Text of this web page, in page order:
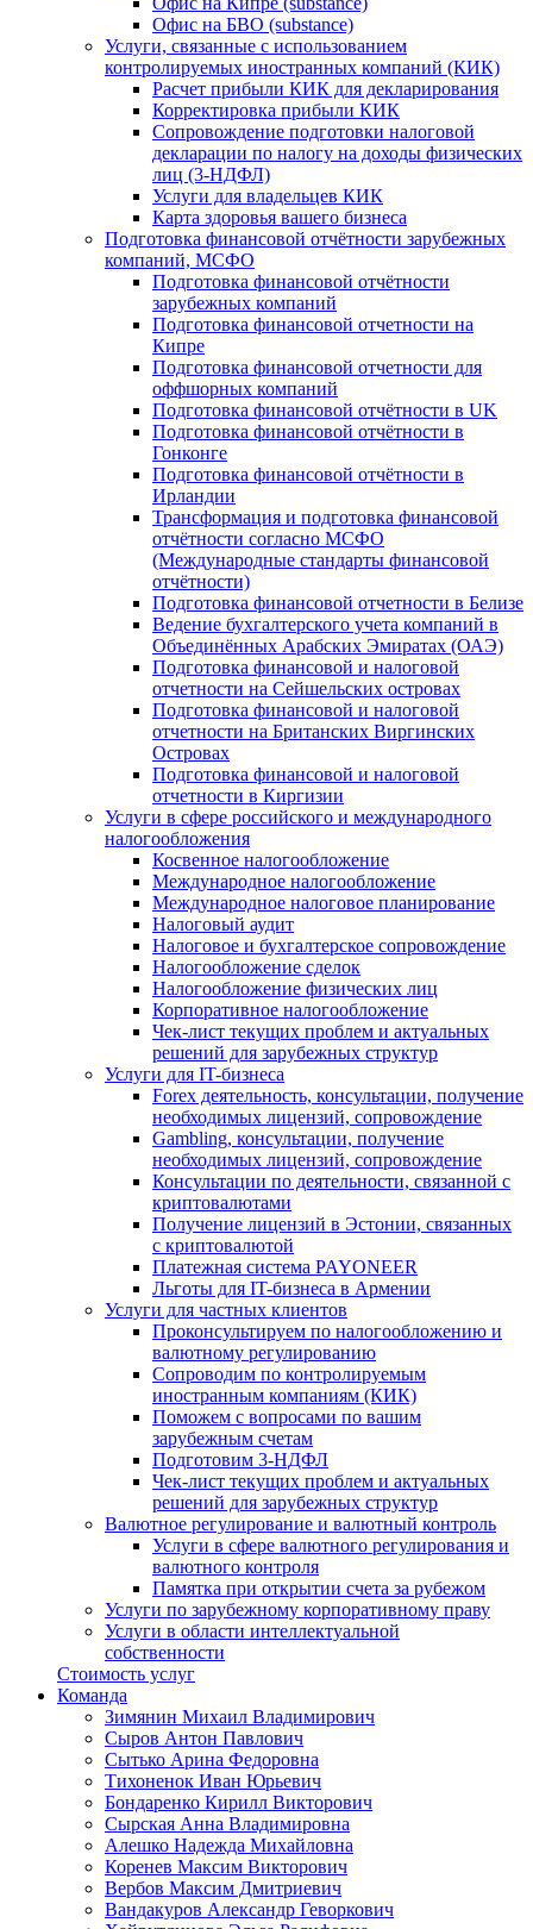
Офис на БВО (substance)
Услуги, связанные с использованием
контролируемых иностранных компаний (КИК)
Расчет прибыли КИК для декларирования
Корректировка прибыли КИК
Сопровождение подготовки налоговой
декларации по налогу на доходы физических
лиц (3-НДФЛ)
Услуги для владельцев КИК
Карта здоровья вашего бизнеса
Подготовка финансовой отчётности зарубежных
компаний, МСФО
Подготовка финансовой отчётности
зарубежных компаний
Подготовка финансовой отчетности на
Кипре
Подготовка финансовой отчетности для
оффшорных компаний
Подготовка финансовой отчётности в UK
Подготовка финансовой отчётности в
Гонконге
Подготовка финансовой отчётности в
Ирландии
Трансформация и подготовка финансовой
отчётности согласно МСФО
(Международные стандарты финансовой
отчётности)
Подготовка финансовой отчетности в Белизе
Ведение бухгалтерского учета компаний в
Объединённых Арабских Эмиратах (ОАЭ)
Подготовка финансовой и налоговой
отчетности на Сейшельских островах
Подготовка финансовой и налоговой
отчетности на Британских Виргинских
Островах
Подготовка финансовой и налоговой
отчетности в Киргизии
Услуги в сфере российского и международного
налогообложения
Косвенное налогообложение
Международное налогообложение
Международное налоговое планирование
Налоговый аудит
Налоговое и бухгалтерское сопровождение
Налогообложение сделок
Налогообложение физических лиц
Корпоративное налогообложение
Чек-лист текущих проблем и актуальных
решений для зарубежных структур
Услуги для IT-бизнеса
Forex деятельность, консультации, получение
необходимых лицензий, сопровождение
Gambling, консультации, получение
необходимых лицензий, сопровождение
Консультации по деятельности, связанной с
криптовалютами
Получение лицензий в Эстонии, связанных
с криптовалютой
Платежная система PAYONEER
Льготы для IT-бизнеса в Армении
Услуги для частных клиентов
Проконсультируем по налогообложению и
валютному регулированию
Сопроводим по контролируемым
иностранным компаниям (КИК)
Поможем с вопросами по вашим
зарубежным счетам
Подготовим 3-НДФЛ
Чек-лист текущих проблем и актуальных
решений для зарубежных структур
Валютное регулирование и валютный контроль
Услуги в сфере валютного регулирования и
валютного контроля
Памятка при открытии счета за рубежом
Услуги по зарубежному корпоративному праву
Услуги в области интеллектуальной
собственности
Стоимость услуг
Команда
Зимянин Михаил Владимирович
Сыров Антон Павлович
Сытько Арина Федоровна
Тихоненок Иван Юрьевич
Бондаренко Кирилл Викторович
Сырская Анна Владимировна
Алешко Надежда Михайловна
Коренев Максим Викторович
Вербов Максим Дмитриевич
Вандакуров Александр Геворкович